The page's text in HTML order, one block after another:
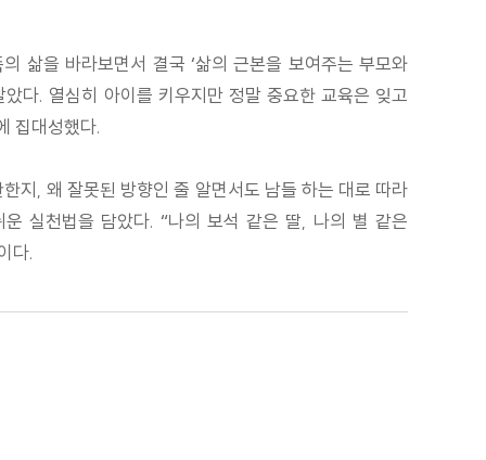
삶을 바라보면서 결국 ‘삶의 근본을 보여주는 부모와
다. 열심히 아이를 키우지만 정말 중요한 교육은 잊고
집대성했다.
지, 왜 잘못된 방향인 줄 알면서도 남들 하는 대로 따라
실천법을 담았다. “나의 보석 같은 딸, 나의 별 같은
다.